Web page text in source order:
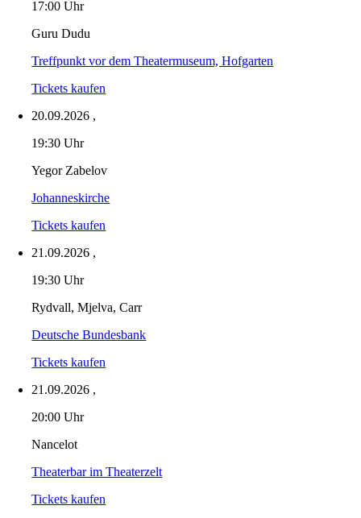
17:00 Uhr
Guru Dudu
Treffpunkt vor dem Theatermuseum, Hofgarten
Tickets kaufen
20.09.2026 ,
19:30 Uhr
Yegor Zabelov
Johanneskirche
Tickets kaufen
21.09.2026 ,
19:30 Uhr
Rydvall, Mjelva, Carr
Deutsche Bundesbank
Tickets kaufen
21.09.2026 ,
20:00 Uhr
Nancelot
Theaterbar im Theaterzelt
Tickets kaufen